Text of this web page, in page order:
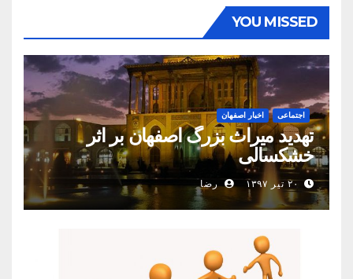
YOU MISSED
اجتماعی اخبار اصفهان
تهدید میراث بزرگ اصفهان بر اثر
خشکسالی
۲۰ تیر ۱۳۹۷ رضا